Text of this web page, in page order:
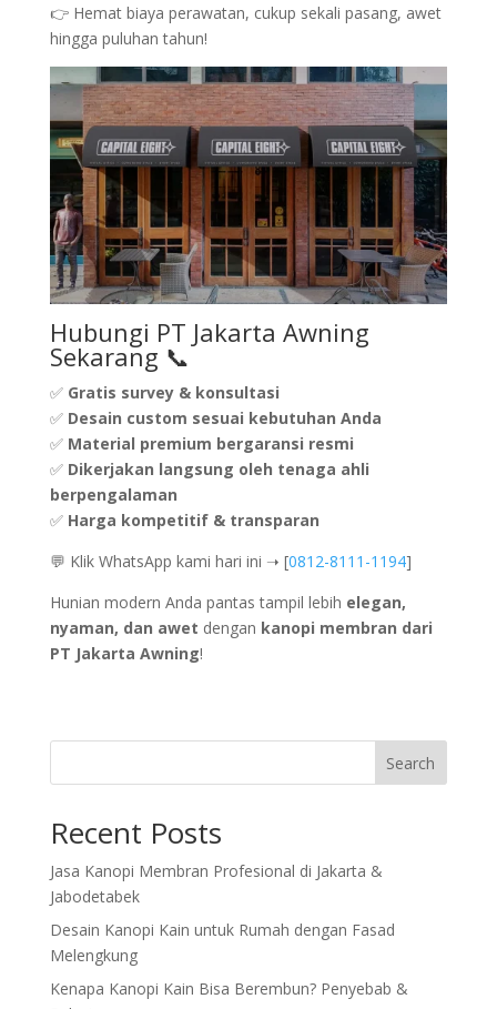
👉 Hemat biaya perawatan, cukup sekali pasang, awet
hingga puluhan tahun!
Hubungi PT Jakarta Awning
Sekarang 📞
✅ Gratis survey & konsultasi
✅ Desain custom sesuai kebutuhan Anda
✅ Material premium bergaransi resmi
✅ Dikerjakan langsung oleh tenaga ahli
berpengalaman
✅ Harga kompetitif & transparan
💬 Klik WhatsApp kami hari ini ➝ [0812-8111-1194]
Hunian modern Anda pantas tampil lebih elegan,
nyaman, dan awet dengan kanopi membran dari
PT Jakarta Awning!
Search
Recent Posts
Jasa Kanopi Membran Profesional di Jakarta &
Jabodetabek
Desain Kanopi Kain untuk Rumah dengan Fasad
Melengkung
Kenapa Kanopi Kain Bisa Berembun? Penyebab &